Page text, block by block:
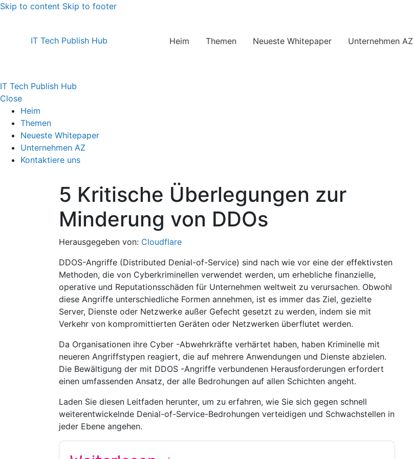
Skip to content Skip to footer
IT Tech Publish Hub Heim Themen Neueste Whitepaper Unternehmen AZ
IT Tech Publish Hub
Close
Heim
Themen
Neueste Whitepaper
Unternehmen AZ
Kontaktiere uns
5 Kritische Überlegungen zur
Minderung von DDOs
Herausgegeben von: Cloudflare
DDOS-Angriffe (Distributed Denial-of-Service) sind nach wie vor eine der effektivsten
Methoden, die von Cyberkriminellen verwendet werden, um erhebliche finanzielle,
operative und Reputationsschäden für Unternehmen weltweit zu verursachen. Obwohl
diese Angriffe unterschiedliche Formen annehmen, ist es immer das Ziel, gezielte
Server, Dienste oder Netzwerke außer Gefecht gesetzt zu werden, indem sie mit
Verkehr von kompromittierten Geräten oder Netzwerken überflutet werden.
Da Organisationen ihre Cyber ​​-Abwehrkräfte verhärtet haben, haben Kriminelle mit
neueren Angriffstypen reagiert, die auf mehrere Anwendungen und Dienste abzielen.
Die Bewältigung der mit DDOS -Angriffe verbundenen Herausforderungen erfordert
einen umfassenden Ansatz, der alle Bedrohungen auf allen Schichten angeht.
Laden Sie diesen Leitfaden herunter, um zu erfahren, wie Sie sich gegen schnell
weiterentwickelnde Denial-of-Service-Bedrohungen verteidigen und Schwachstellen in
jeder Ebene angehen.